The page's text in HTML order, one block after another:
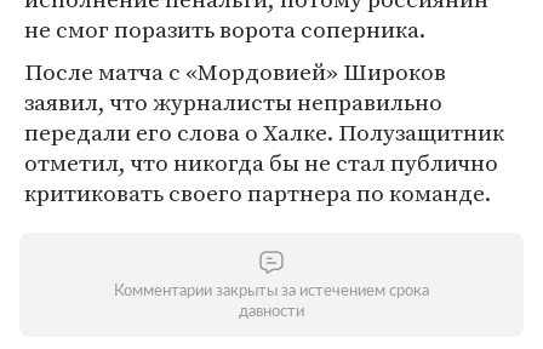
не смог поразить ворота соперника.
После матча с «Мордовией» Широков
заявил, что журналисты неправильно
передали его слова о Халке. Полузащитник
отметил, что никогда бы не стал публично
критиковать своего партнера по команде.
Комментарии закрыты за истечением срока
давности